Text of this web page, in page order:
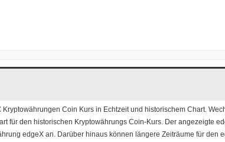
Kryptowährungen Coin Kursin Echtzeit und historischem Chart.
für den historischen Kryptowährungs Coin-Kurs. Der angezeigte
edgeX an. Darüber hinaus können längere Zeiträume für den